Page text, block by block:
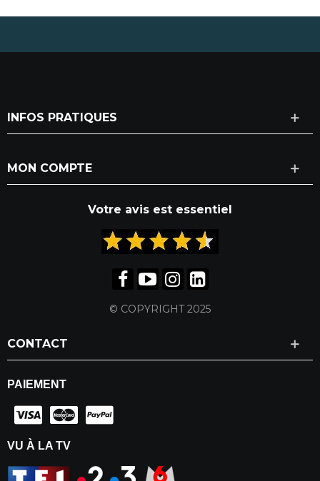
INFOS PRATIQUES
MON COMPTE
Votre avis est essentiel
© COPYRIGHT 2025
CONTACT
PAIEMENT
VU À LA TV